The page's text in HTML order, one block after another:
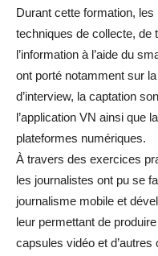
Durant cette formation,
techniques de collecte, de
l’information à l’aide du
ont porté notamment sur
d’interview, la captation
l’application VN ainsi que
plateformes numériques.
À travers des exercices
les journalistes ont pu se
journalisme mobile et
leur permettant de
capsules vidéo et